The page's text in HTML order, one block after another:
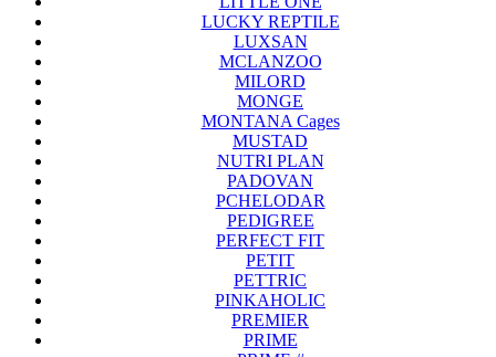
LUCKY REPTILE
LUXSAN
MCLANZOO
MILORD
MONGE
MONTANA Cages
MUSTAD
NUTRI PLAN
PADOVAN
PCHELODAR
PEDIGREE
PERFECT FIT
PETIT
PETTRIC
PINKAHOLIC
PREMIER
PRIME